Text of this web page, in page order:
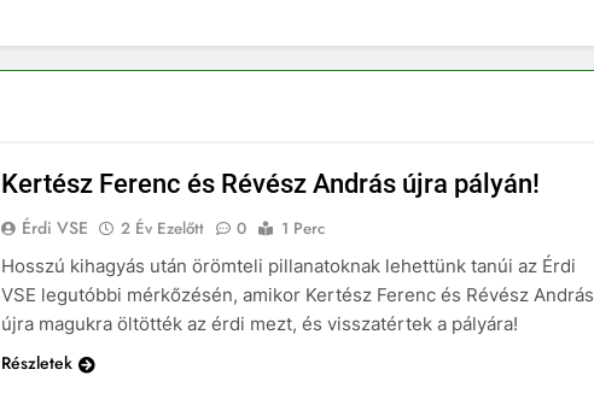
Kertész Ferenc és Révész András újra pályán!
Érdi VSE 2 Év Ezelőtt 0
1 Perc
Hosszú kihagyás után örömteli pillanatoknak lehettünk tanúi az Érdi
VSE legutóbbi mérkőzésén, amikor Kertész Ferenc és Révész András
újra magukra öltötték az érdi mezt, és visszatértek a pályára!
Részletek